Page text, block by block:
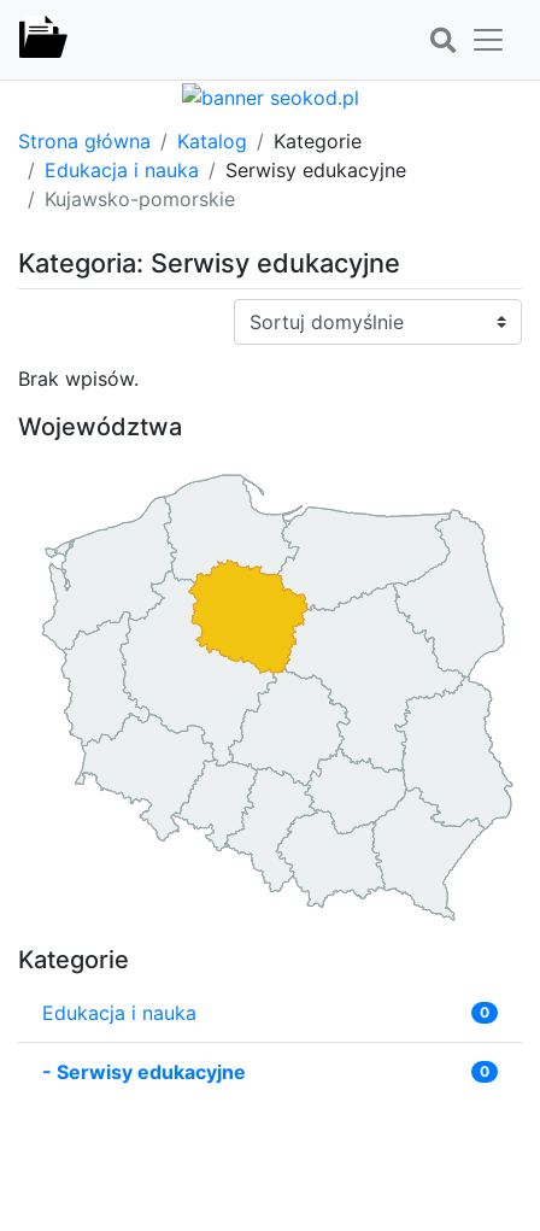
Strona główna Katalog
Kategorie
Edukacja i nauka
Serwisy edukacyjne
Kujawsko-pomorskie
Kategoria: Serwisy edukacyjne
Sortuj:
Brak wpisów.
Województwa
Kategorie
Edukacja i nauka 0
- Serwisy edukacyjne 0